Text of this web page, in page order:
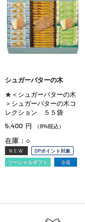
シュガーバターの木
★＜シュガーバターの木
＞シュガーバターの木コ
レクション ５５袋
5,400 円 （8%税込）
在庫：○
NEW
OPポイント対象
ソーシャルギフト
冷蔵